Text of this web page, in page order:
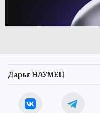
Дарья НАУМЕЦ